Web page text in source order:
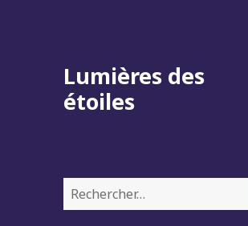
Lumières des
étoiles
Rechercher :